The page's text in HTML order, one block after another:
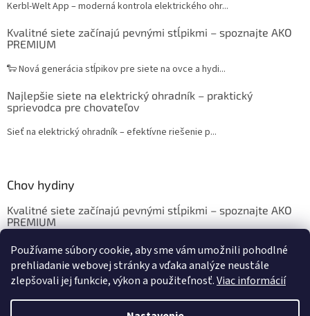
Používame súbory cookie, aby sme vám umožnili pohodlné
prehliadanie webovej stránky a vďaka analýze neustále
zlepšovali jej funkcie, výkon a použiteľnosť.Viac informácií
Kerbl-Welt App – moderná kontrola elektrického ohr...
Kvalitné siete začínajú pevnými stĺpikmi – spoznajte AKO
PREMIUM
🐑 Nová generácia stĺpikov pre siete na ovce a hydi...
Najlepšie siete na elektrický ohradník – praktický
sprievodca pre chovateľov
Sieť na elektrický ohradník – efektívne riešenie p...
Chov hydiny
Kvalitné siete začínajú pevnými stĺpikmi – spoznajte AKO
PREMIUM
Chov sliepok a hydiny: Krmivo, ustajnenie, vybavenie